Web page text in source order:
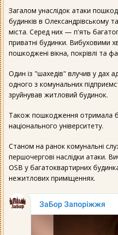
Загалом унаслідок атаки
будинків в Олександрівському
міста. Серед них — п'ять
приватні будинки. Вибуховими
пошкоджені вікна, покрівлі та
Один із "шахедів" влучив у дах
одного з комунальних
зруйнував житловий будинок.
Також пошкодження отримала
національного університету.
Станом на ранок комунальні
першочергові наслідки атаки.
OSB у багатоквартирних
нежитлових приміщеннях.